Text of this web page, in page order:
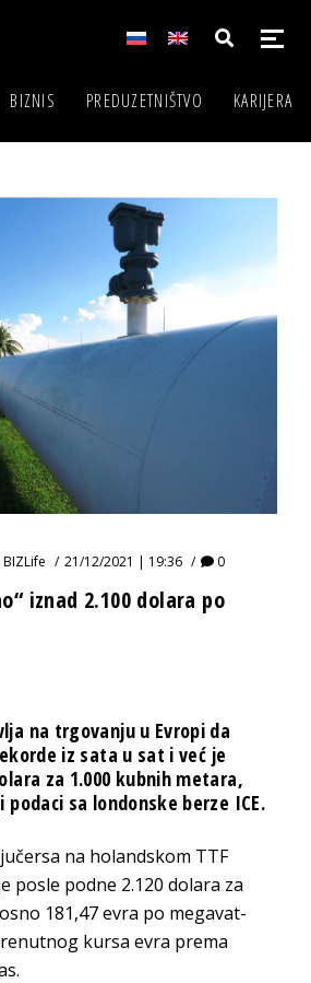
BIZNIS PREDUZETNIŠTVO KARIJERA
BIZLife 21/12/2021 | 19:36 0
iznad 2.100 dolara po
na trgovanju u Evropi da
iz sata u sat i već je
za 1.000 kubnih metara,
sa londonske berze ICE.
na holandskom TTF
posle podne 2.120 dolara za
181,47 evra po megavat-
kursa evra prema